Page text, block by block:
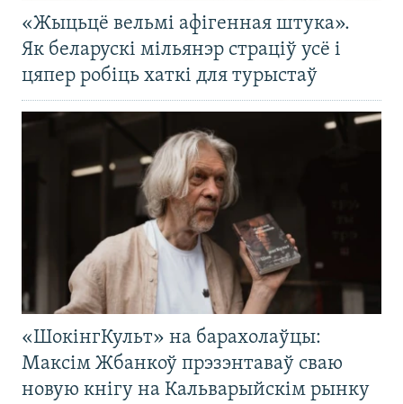
«Жыцьцё вельмі афігенная штука».
Як беларускі мільянэр страціў усё і
цяпер робіць хаткі для турыстаў
«ШокінгКульт» на барахолаўцы:
Максім Жбанкоў прэзэнтаваў сваю
новую кнігу на Кальварыйскім рынку